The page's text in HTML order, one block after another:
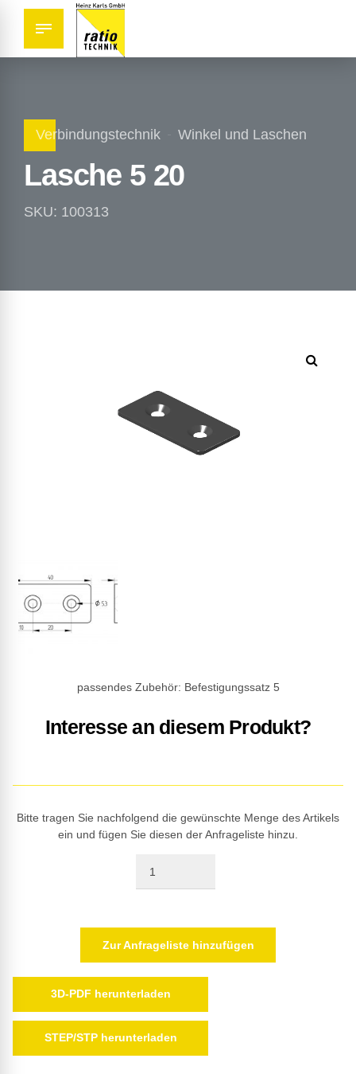
Verbindungstechnik Winkel und Laschen
Lasche 5 20
SKU: 100313
passendes Zubehör: Befestigungssatz 5
Interesse an diesem Produkt?
Bitte tragen Sie nachfolgend die gewünschte Menge des Artikels
ein und fügen Sie diesen der Anfrageliste hinzu.
Zur Anfrageliste hinzufügen
3D-PDF herunterladen
STEP/STP herunterladen